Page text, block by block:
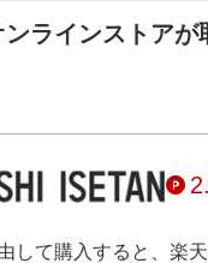
ラインストア
して購入すると、楽